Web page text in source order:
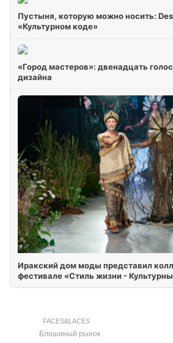
Пустыня, которую можно носить:
«Культурном коде»
«Город мастеров»: двенадцать
дизайна
Иракский дом моды представил
фестивале «Стиль жизни -
Блошиный рынок
FACES&LACES